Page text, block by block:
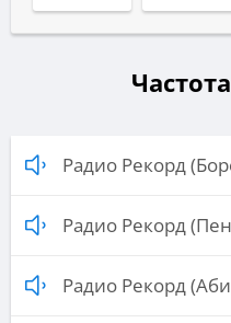
Радио Рекорд
Радио Рекорд
Радио Рекорд